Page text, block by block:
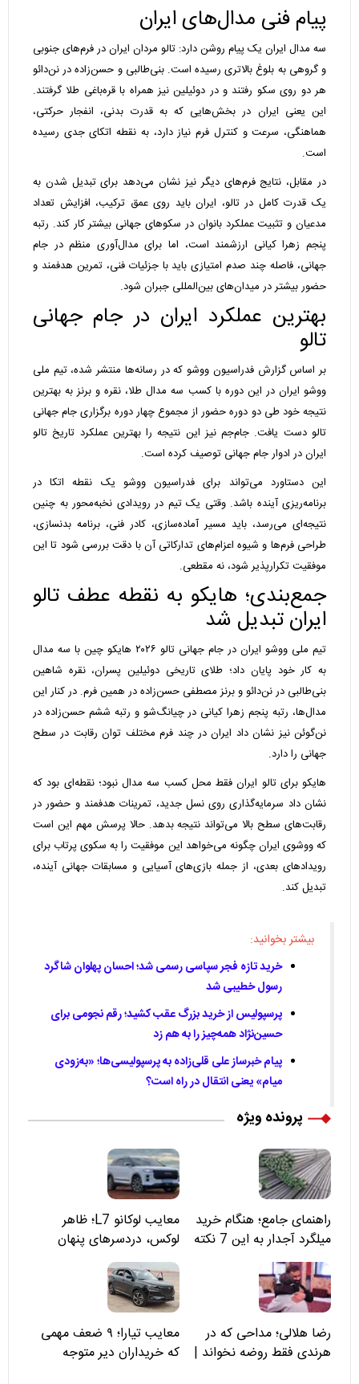
پیام فنی مدال‌های ایران
سه مدال ایران یک پیام روشن دارد: تالو مردان ایران در فرم‌های جنوبی
و گروهی به بلوغ بالاتری رسیده است. بنی‌طالبی و حسن‌زاده در نن‌دائو
هر دو روی سکو رفتند و در دوئیلین نیز همراه با قره‌باغی طلا گرفتند.
این یعنی ایران در بخش‌هایی که به قدرت بدنی، انفجار حرکتی،
هماهنگی، سرعت و کنترل فرم نیاز دارد، به نقطه اتکای جدی رسیده
است.
در مقابل، نتایج فرم‌های دیگر نیز نشان می‌دهد برای تبدیل شدن به
یک قدرت کامل در تالو، ایران باید روی عمق ترکیب، افزایش تعداد
مدعیان و تثبیت عملکرد بانوان در سکوهای جهانی بیشتر کار کند. رتبه
پنجم زهرا کیانی ارزشمند است، اما برای مدال‌آوری منظم در جام
جهانی، فاصله چند صدم امتیازی باید با جزئیات فنی، تمرین هدفمند و
حضور بیشتر در میدان‌های بین‌المللی جبران شود.
بهترین عملکرد ایران در جام جهانی
تالو
بر اساس گزارش فدراسیون ووشو که در رسانه‌ها منتشر شده، تیم ملی
ووشو ایران در این دوره با کسب سه مدال طلا، نقره و برنز به بهترین
نتیجه خود طی دو دوره حضور از مجموع چهار دوره برگزاری جام جهانی
تالو دست یافت. جام‌جم نیز این نتیجه را بهترین عملکرد تاریخ تالو
ایران در ادوار جام جهانی توصیف کرده است.
این دستاورد می‌تواند برای فدراسیون ووشو یک نقطه اتکا در
برنامه‌ریزی آینده باشد. وقتی یک تیم در رویدادی نخبه‌محور به چنین
نتیجه‌ای می‌رسد، باید مسیر آماده‌سازی، کادر فنی، برنامه بدنسازی،
طراحی فرم‌ها و شیوه اعزام‌های تدارکاتی آن با دقت بررسی شود تا این
موفقیت تکرارپذیر شود، نه مقطعی.
جمع‌بندی؛ هایکو به نقطه عطف تالو
ایران تبدیل شد
تیم ملی ووشو ایران در جام جهانی تالو ۲۰۲۶ هایکو چین با سه مدال
به کار خود پایان داد؛ طلای تاریخی دوئیلین پسران، نقره شاهین
بنی‌طالبی در نن‌دائو و برنز مصطفی حسن‌زاده در همین فرم. در کنار این
مدال‌ها، رتبه پنجم زهرا کیانی در چیانگ‌شو و رتبه ششم حسن‌زاده در
نن‌گوئن نیز نشان داد ایران در چند فرم مختلف توان رقابت در سطح
جهانی را دارد.
هایکو برای تالو ایران فقط محل کسب سه مدال نبود؛ نقطه‌ای بود که
نشان داد سرمایه‌گذاری روی نسل جدید، تمرینات هدفمند و حضور در
رقابت‌های سطح بالا می‌تواند نتیجه بدهد. حالا پرسش مهم این است
که ووشوی ایران چگونه می‌خواهد این موفقیت را به سکوی پرتاب برای
رویدادهای بعدی، از جمله بازی‌های آسیایی و مسابقات جهانی آینده،
تبدیل کند.
بیشتر بخوانید:
خرید تازه فجر سپاسی رسمی شد؛ احسان پهلوان شاگرد
رسول خطیبی شد
پرسپولیس از خرید بزرگ عقب کشید؛ رقم نجومی برای
حسین‌نژاد همه‌چیز را به هم زد
پیام خبرساز علی قلی‌زاده به پرسپولیسی‌ها؛ «به‌زودی
میام» یعنی انتقال در راه است؟
پرونده ویژه
راهنمای جامع؛ هنگام خرید
میلگرد آجدار به این 7 نکته
توجه کنید
معایب لوکانو L7؛ ظاهر
لوکس، دردسرهای پنهان
رضا هلالی؛ مداحی که در
هرندی فقط روضه نخواند |
معایب تیارا؛ ۹ ضعف مهمی
که خریداران دیر متوجه